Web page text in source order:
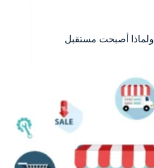
ولماذا أصبحت مستقبل